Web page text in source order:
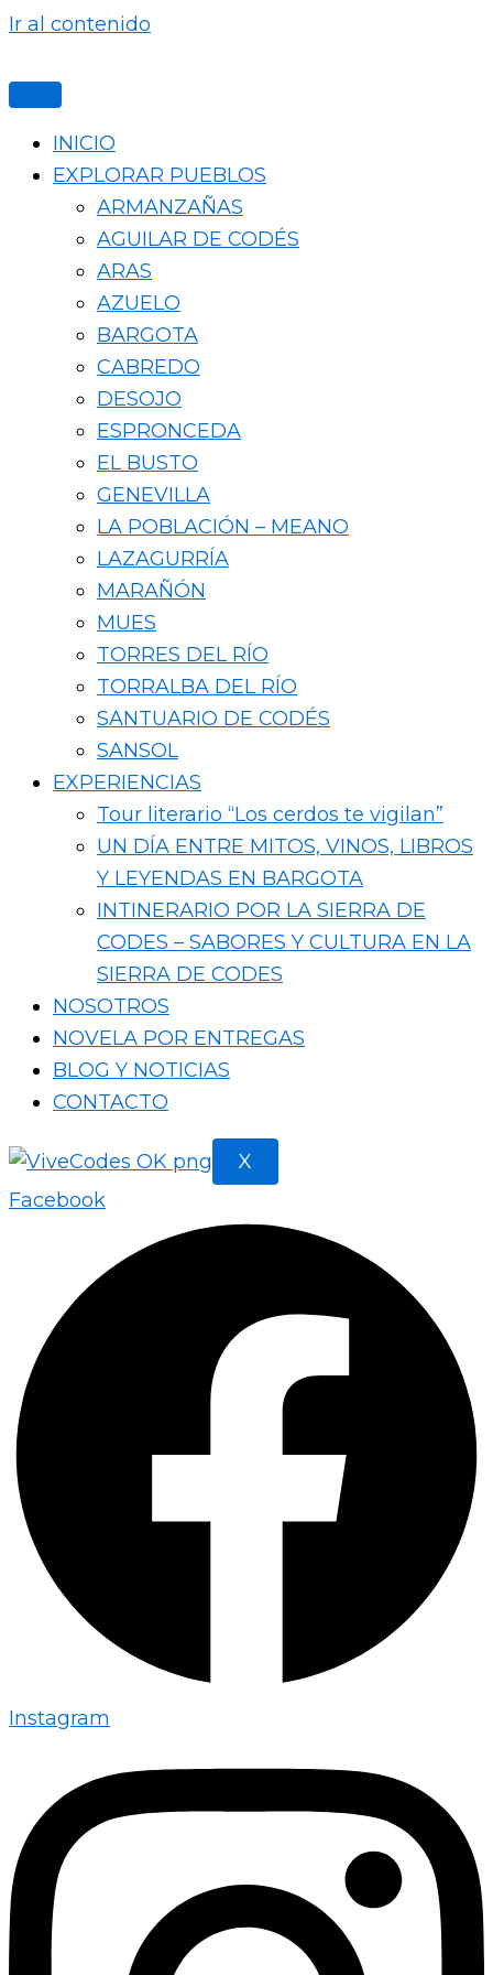
Ir al contenido
INICIO
EXPLORAR PUEBLOS
ARMANZAÑAS
AGUILAR DE CODÉS
ARAS
AZUELO
BARGOTA
CABREDO
DESOJO
ESPRONCEDA
EL BUSTO
GENEVILLA
LA POBLACIÓN – MEANO
LAZAGURRÍA
MARAÑÓN
MUES
TORRES DEL RÍO
TORRALBA DEL RÍO
SANTUARIO DE CODÉS
SANSOL
EXPERIENCIAS
Tour literario “Los cerdos te vigilan”
UN DÍA ENTRE MITOS, VINOS, LIBROS
Y LEYENDAS EN BARGOTA
INTINERARIO POR LA SIERRA DE
CODES – SABORES Y CULTURA EN LA
SIERRA DE CODES
NOSOTROS
NOVELA POR ENTREGAS
BLOG Y NOTICIAS
CONTACTO
X
Facebook
Instagram